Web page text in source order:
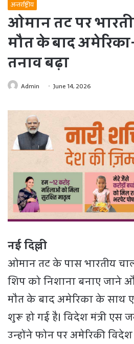
अन्तर्राष्ट्रीय
ओमान तट पर
मौत के बाद
तनाव बढ़ा
Admin June 14, 2026
नई दिल्ली
ओमान तट के पास भारतीय
शिप को निशाना बनाए जाने
मौत के बाद अमेरिका के साथ
शुरू हो गई है। विदेश मंत्री एस
उन्होंने फोन पर अमेरिकी विदेश